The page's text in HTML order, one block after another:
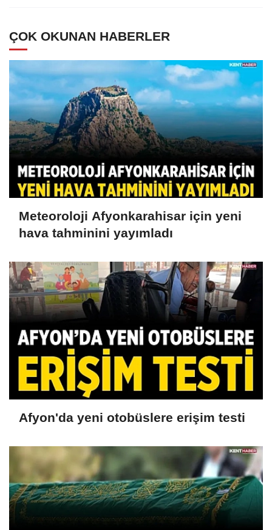
ÇOK OKUNAN HABERLER
Meteoroloji Afyonkarahisar için yeni
hava tahminini yayımladı
Afyon'da yeni otobüslere erişim testi